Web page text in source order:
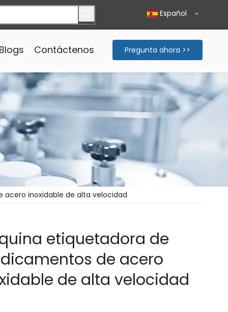
Español
Blogs Contáctenos Pregunta ahora >>
inoxidable de alta velocidad
etiquetadora de
de acero
de alta velocidad